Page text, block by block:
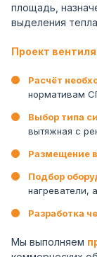
площадь,
выделения тепла
Проект
Расчёт
нормативам
Выбор типа
вытяжная с
Размещение
Подбор
нагреватели,
Разработка
Мы выполняем